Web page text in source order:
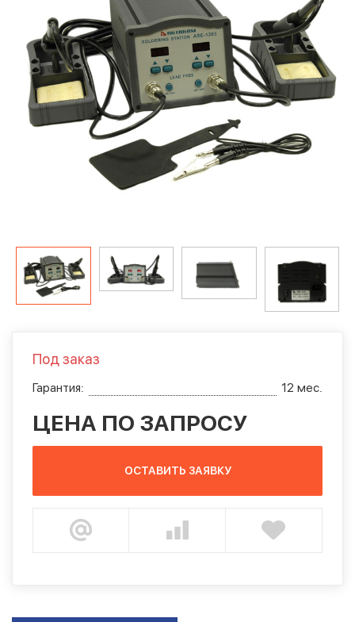
Под заказ
Гарантия: 12 мес.
ЦЕНА ПО ЗАПРОСУ
ОСТАВИТЬ ЗАЯВКУ